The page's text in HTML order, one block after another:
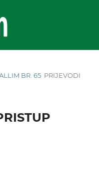
BR. 65 PRIJEVODI